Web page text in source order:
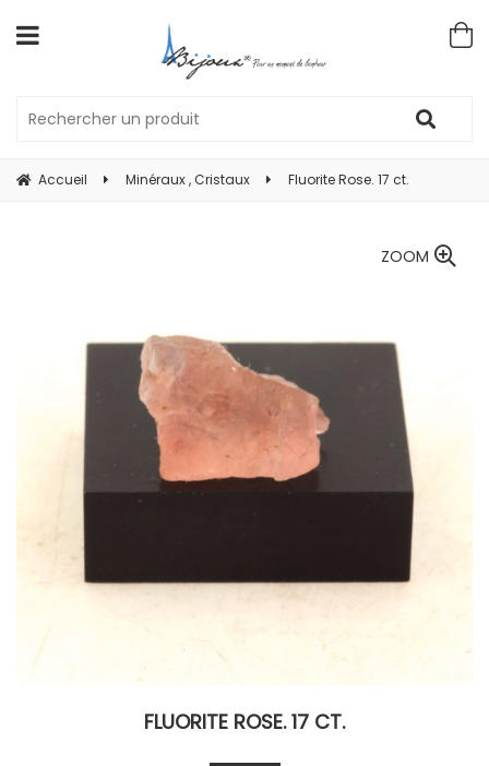
Accueil Minéraux , Cristaux Fluorite Rose. 17 ct.
ZOOM
FLUORITE ROSE. 17 CT.